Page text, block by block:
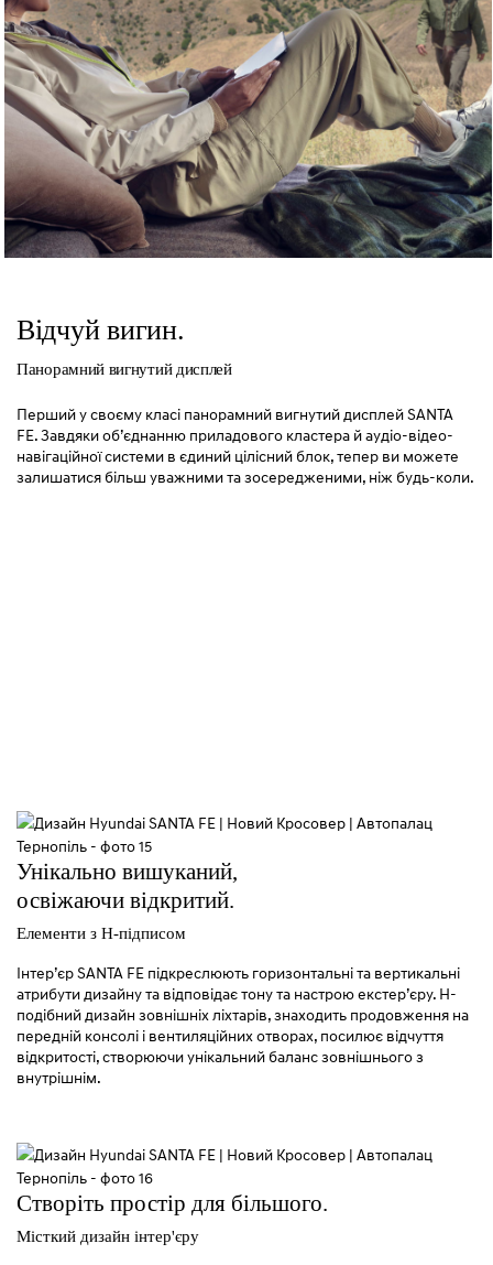
Відчуй вигин.
Панорамний вигнутий дисплей
Перший у своєму класі панорамний вигнутий дисплей SANTA
FE. Завдяки об’єднанню приладового кластера й аудіо-відео-
навігаційної системи в єдиний цілісний блок, тепер ви можете
залишатися більш уважними та зосередженими, ніж будь-коли.
Унікально вишуканий,
освіжаючи відкритий.
Елементи з Н-підписом
Інтер’єр SANTA FE підкреслюють горизонтальні та вертикальні
атрибути дизайну та відповідає тону та настрою екстер’єру. H-
подібний дизайн зовнішніх ліхтарів, знаходить продовження на
передній консолі і вентиляційних отворах, посилює відчуття
відкритості, створюючи унікальний баланс зовнішнього з
внутрішнім.
Створіть простір для більшого.
Місткий дизайн інтер'єру